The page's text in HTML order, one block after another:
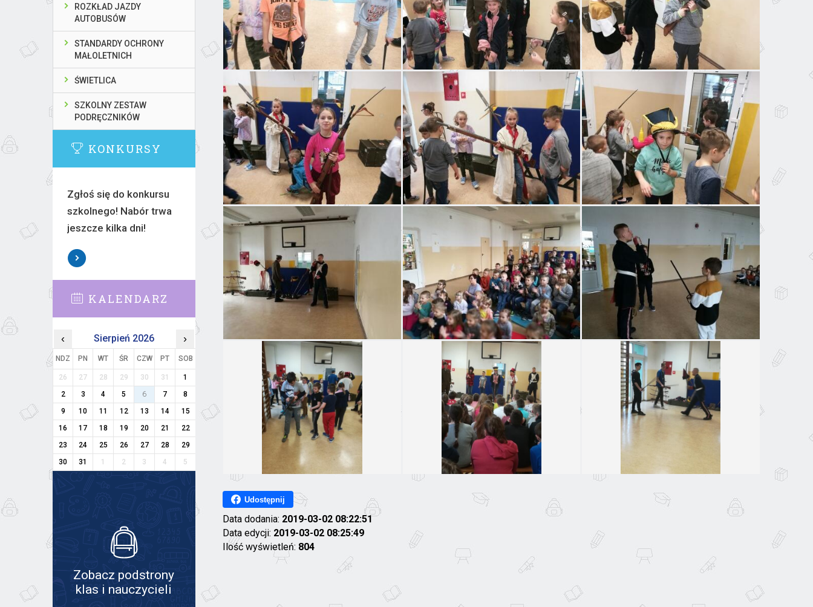
Udostępnij
Data dodania: 2019-03-02 08:22:51
Data edycji: 2019-03-02 08:25:49
Ilość wyświetleń: 804
ROZKŁAD JAZDY
AUTOBUSÓW
STANDARDY OCHRONY
MAŁOLETNICH
ŚWIETLICA
SZKOLNY ZESTAW
PODRĘCZNIKÓW
KONKURSY
Zgłoś się do konkursu
szkolnego! Nabór trwa
jeszcze kilka dni!
KALENDARZ
‹ Sierpień 2026 ›
NDZ PN WT ŚR CZW PT SOB
26 27 28 29 30 31
1
2
3 4 5 6 7
8
9
10 11 12 13 14
15
16
17 18 19 20 21
22
23
24 25 26 27 28
29
30
31 1 2 3 4 5
Zobacz podstrony
klas i nauczycieli